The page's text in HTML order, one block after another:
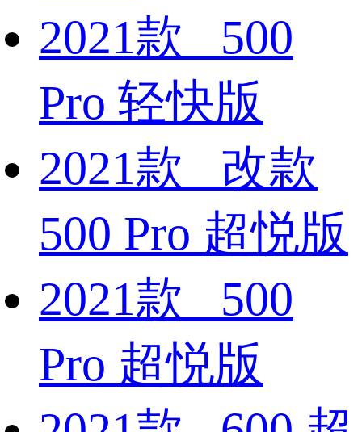
2021款 500
Pro 轻快版
2021款 改款
500 Pro 超悦版
2021款 500
Pro 超悦版